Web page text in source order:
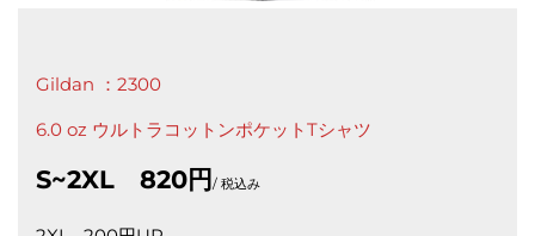
Gildan ：2300
6.0 oz ウルトラコットンポケットTシャツ
S~2XL 820円 / 税込み